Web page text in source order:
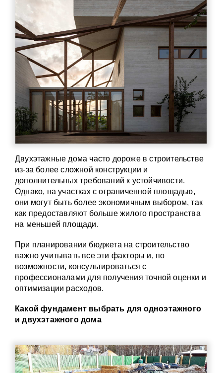
Двухэтажные дома часто дороже в строительстве
из-за более сложной конструкции и
дополнительных требований к устойчивости.
Однако, на участках с ограниченной площадью,
они могут быть более экономичным выбором, так
как предоставляют больше жилого пространства
на меньшей площади.
При планировании бюджета на строительство
важно учитывать все эти факторы и, по
возможности, консультироваться с
профессионалами для получения точной оценки и
оптимизации расходов.
Какой фундамент выбрать для одноэтажного
и двухэтажного дома